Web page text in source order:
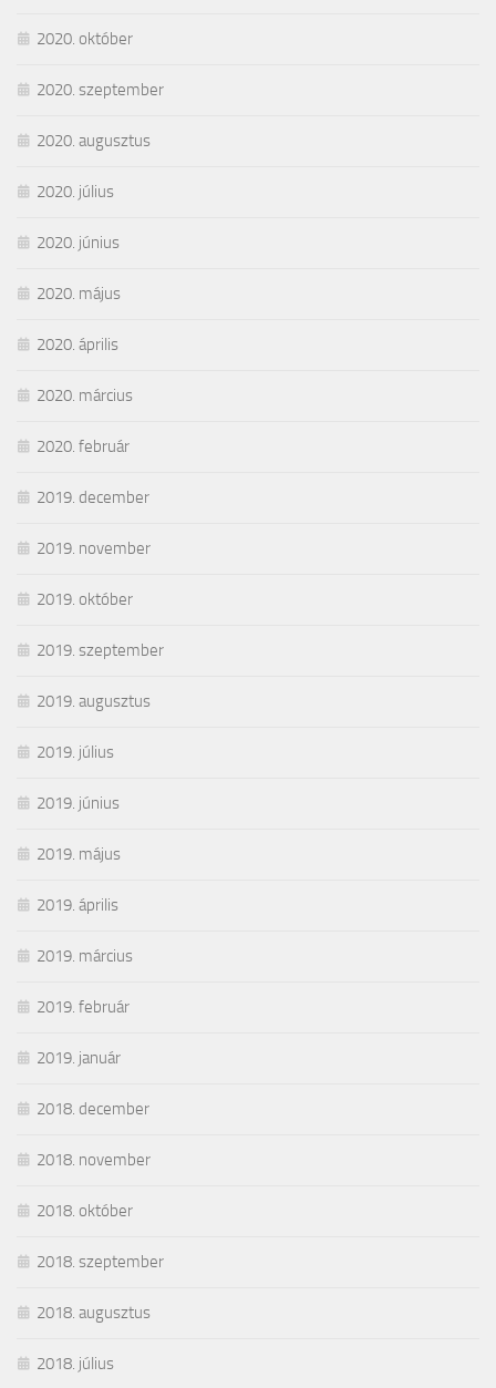
2020. október
2020. szeptember
2020. augusztus
2020. július
2020. június
2020. május
2020. április
2020. március
2020. február
2019. december
2019. november
2019. október
2019. szeptember
2019. augusztus
2019. július
2019. június
2019. május
2019. április
2019. március
2019. február
2019. január
2018. december
2018. november
2018. október
2018. szeptember
2018. augusztus
2018. július